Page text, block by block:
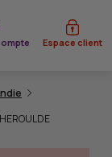
CIC Espace client